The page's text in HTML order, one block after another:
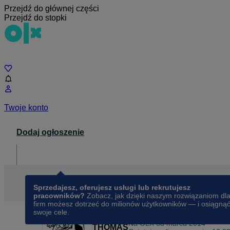
Przejdź do głównej części
Przejdź do stopki
Twoje konto
Dodaj ogłoszenie
Sprzedajesz, oferujesz usługi lub rekrutujesz
pracowników? Zobacz, jak dzięki naszym rozwiązaniom dla
firm możesz dotrzeć do milionów użytkowników — i osiągnąć
swoje cele.
THOMASNa OLX odmarca 2014